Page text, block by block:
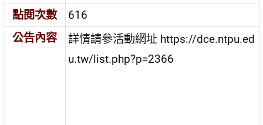
點閱次數
616
公告內容
詳情請參活動網址 https://dce.ntpu.ed
u.tw/list.php?p=2366